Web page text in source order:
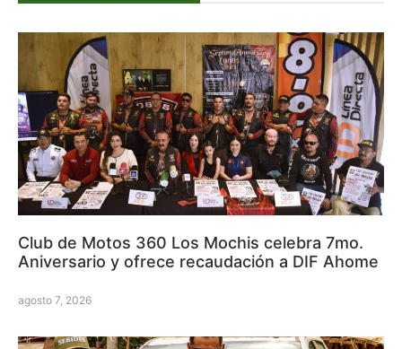
Club de Motos 360 Los Mochis celebra 7mo.
Aniversario y ofrece recaudación a DIF Ahome
agosto 7, 2026